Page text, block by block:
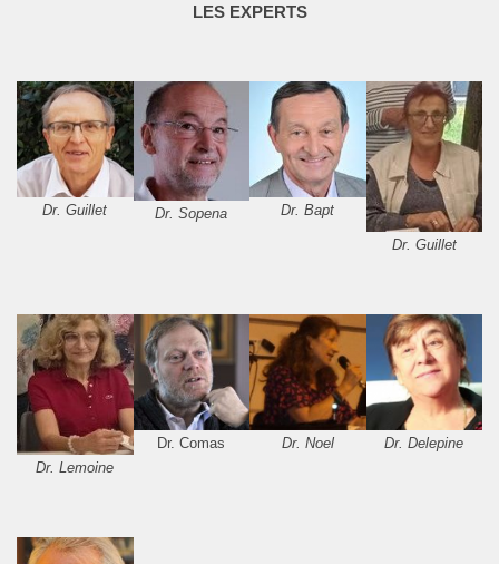
LES EXPERTS
Dr. Guillet Dr. Sopena Dr. Bapt
Dr. Guillet
Dr. Lemoine
Dr. Comas Dr. Noel Dr. Delepine